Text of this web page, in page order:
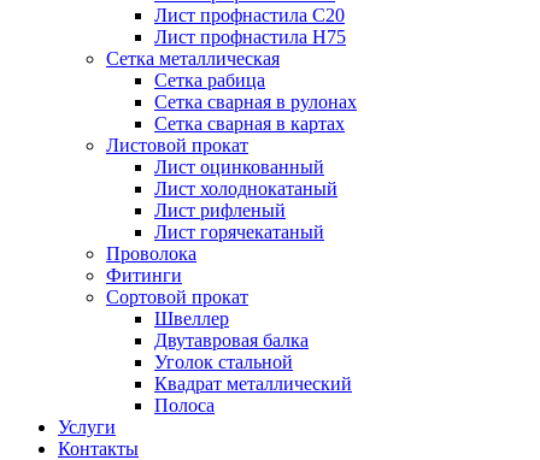
Лист профнастила С20
Лист профнастила Н75
Сетка металлическая
Сетка рабица
Сетка сварная в рулонах
Сетка сварная в картах
Листовой прокат
Лист оцинкованный
Лист холоднокатаный
Лист рифленый
Лист горячекатаный
Проволока
Фитинги
Сортовой прокат
Швеллер
Двутавровая балка
Уголок стальной
Квадрат металлический
Полоса
Услуги
Контакты